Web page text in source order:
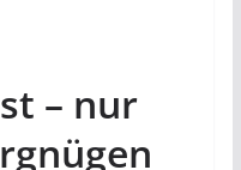
– nur